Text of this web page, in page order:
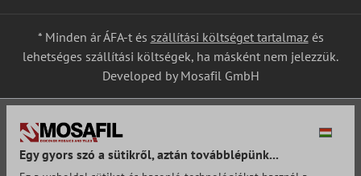
* Minden ár ÁFA-t és szállítási költséget tartalmazés
lehetséges szállítási költségek, ha másként nem jelezzük.
Developed by Mosafil GmbH
Egy gyors szó a sütikről, aztán továbblépünk...